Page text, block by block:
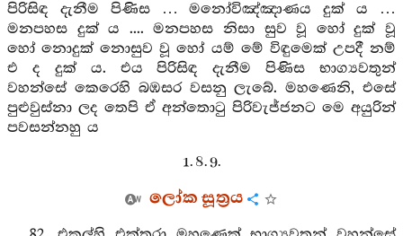
පිරිසිඳ දැනීම පිණිස … මනෝවිඤ්ඤාණය දුක් ය …
මනපහස දුක් ය .... මනපහස නිසා සුව වූ හෝ දුක් වූ
හෝ නොදුක් නොසුව වූ හෝ යම් මේ විඳුමෙක් උපදී නම්
එ ද දුක් ය. එය පිරිසිඳ දැනීම පිණිස භාග්‍යවතුන්
වහන්සේ කෙරෙහි බඹසර වසනු ලැබේ. මහණෙනි, එසේ
පුළුවුස්නා ලද තෙපි ඒ අන්තොටු පිරිවැජ්ජනට මෙ අයුරින්
පවසන්නහු ය
1. 8. 9.
ලෝක සූත්‍රය